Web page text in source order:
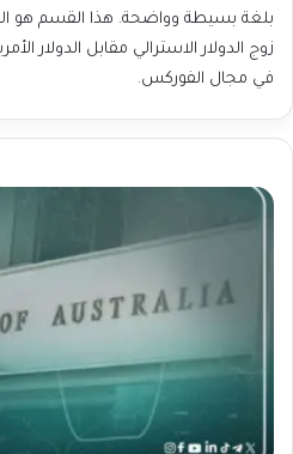
بلغة بسيطة وواضحة. هذا القسم هو
زوج الدولار الاسترالي مقابل الدولار
في مجال الفوركس.